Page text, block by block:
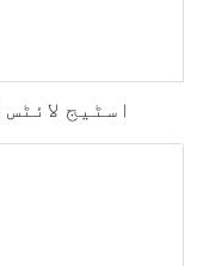
MINI LED PAR YR-P0806Q PAR اسٹیج لائٹس